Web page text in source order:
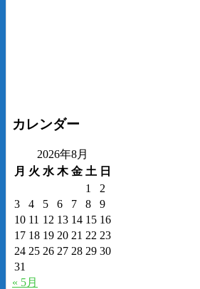
カレンダー
2026年8月
月 火 水 木 金 土 日
1
2
3
4 5 6 7 8
9
10 11 12 13 14 15 16
17 18 19 20 21 22 23
24 25 26 27 28 29 30
31
« 5月